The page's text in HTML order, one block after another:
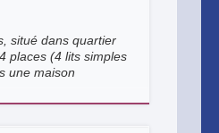
situé dans quartier
places (4 lits simples
une maison